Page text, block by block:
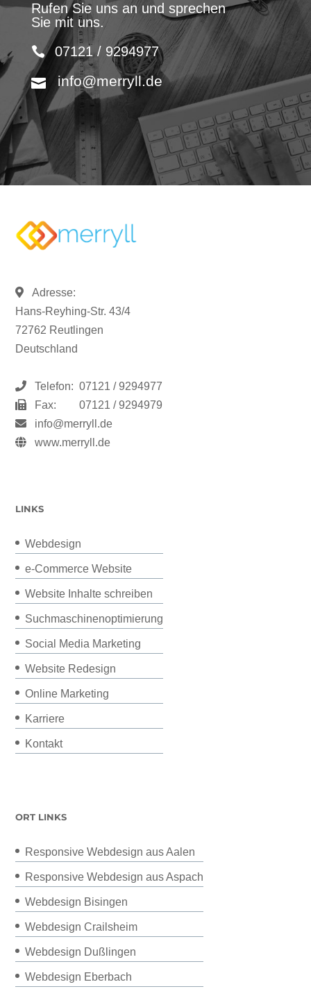
Rufen Sie uns an und sprechen
Sie mit uns.
07121 / 9294977
info@merryll.de
Adresse:
Hans-Reyhing-Str. 43/4
72762 Reutlingen
Deutschland
Telefon: 07121 / 9294977
Fax:
07121 / 9294979
info@merryll.de
www.merryll.de
LINKS
Webdesign
e-Commerce Website
Website Inhalte schreiben
Suchmaschinenoptimierung
Social Media Marketing
Website Redesign
Online Marketing
Karriere
Kontakt
ORT LINKS
Responsive Webdesign aus Aalen
Responsive Webdesign aus Aspach
Webdesign Bisingen
Webdesign Crailsheim
Webdesign Dußlingen
Webdesign Eberbach